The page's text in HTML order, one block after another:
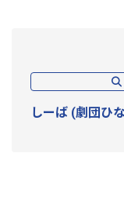
しーば (劇団ひ